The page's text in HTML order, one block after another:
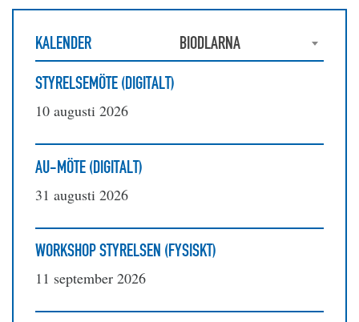
KALENDER
BIODLARNA
STYRELSEMÖTE (DIGITALT)
10 augusti 2026
AU-MÖTE (DIGITALT)
31 augusti 2026
WORKSHOP STYRELSEN (FYSISKT)
11 september 2026